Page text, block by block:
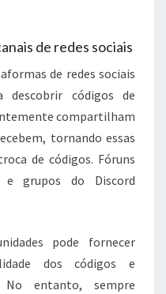
de redes sociais
de redes sociais
descobrir códigos de
compartilham
tornando essas
de códigos. Fóruns
e grupos do Discord
pode fornecer
dos códigos e
No entanto, sempre